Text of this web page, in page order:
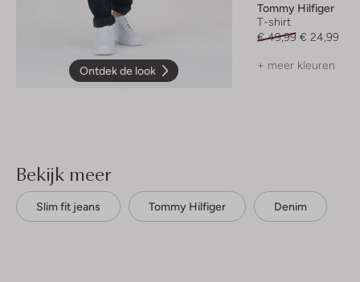
Ontdek de look
Tommy Hilfiger
T-shirt
€ 49,99 € 24,99
+ meer kleuren
Bekijk meer
Slim fit jeans Tommy Hilfiger Denim